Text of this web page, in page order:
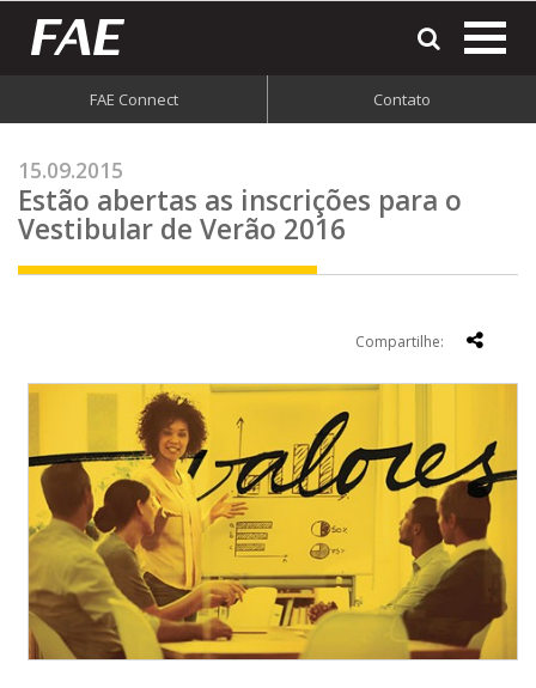
FAE Connect Contato
15.09.2015
Estão abertas as inscrições para o
Vestibular de Verão 2016
Compartilhe: